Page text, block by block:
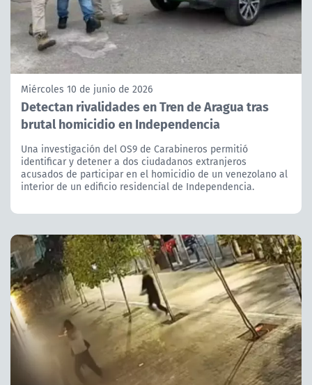
Miércoles 10 de junio de 2026
Detectan rivalidades en Tren de Aragua tras
brutal homicidio en Independencia
Una investigación del OS9 de Carabineros permitió
identificar y detener a dos ciudadanos extranjeros
acusados de participar en el homicidio de un venezolano al
interior de un edificio residencial de Independencia.